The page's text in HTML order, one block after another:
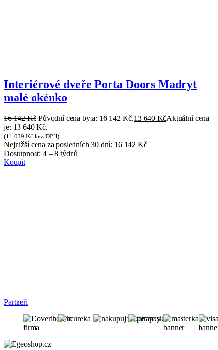
Interiérové dveře Porta Doors Madryt
malé okénko
16 142Kč Původní cena byla: 16 142 Kč.13 640 KčAktuální cena
je: 13 640 Kč.
(11 089 Kč bez DPH)
Nejnižší cena za posledních 30 dní: 16 142 Kč
Dostupnost: 4 – 8 týdnů
Koupit
Partneři